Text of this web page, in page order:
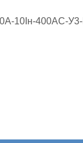
10Iн-400AC-